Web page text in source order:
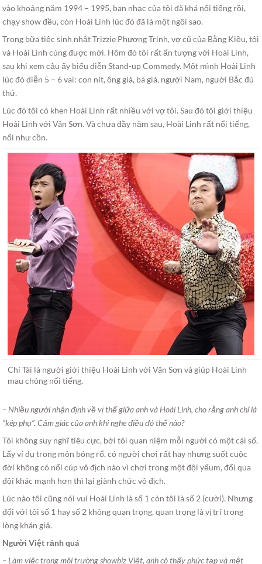
vào khoảng năm 1994 – 1995, ban nhạc của tôi đã khá nổi tiếng rồi,
chạy show đều, còn Hoài Linh lúc đó đã là một ngôi sao.
Trong bữa tiệc sinh nhật Trizzie Phương Trinh, vợ cũ của Bằng Kiều, tôi
và Hoài Linh cùng được mời. Hôm đó tôi rất ấn tượng với Hoài Linh,
sau khi xem cậu ấy biểu diễn Stand-up Commedy. Một mình Hoài Linh
lúc đó diễn 5 – 6 vai: con nít, ông già, bà già, người Nam, người Bắc đủ
thứ.
Lúc đó tôi có khen Hoài Linh rất nhiều với vợ tôi. Sau đó tôi giới thiệu
Hoài Linh với Vân Sơn. Và chưa đầy năm sau, Hoài Linh rất nổi tiếng,
nổi như cồn.
Chí Tài là người giới thiệu Hoài Linh với Vân Sơn và giúp Hoài Linh
mau chóng nổi tiếng.
– Nhiều người nhận định về vị thế giữa anh và Hoài Linh, cho rằng anh chỉ là
“kép phụ”. Cảm giác của anh khi nghe điều đó thế nào?
Tôi không suy nghĩ tiêu cực, bởi tôi quan niệm mỗi người có một cái số.
Lấy ví dụ trong môn bóng rổ, có người chơi rất hay nhưng suốt cuộc
đời không có nổi cúp vô địch nào vì chơi trong một đội yếum, đổi qua
đội khác mạnh hơn thì lại giành chức vô địch.
Lúc nào tôi cũng nói vui Hoài Linh là số 1 còn tôi là số 2 (cười). Nhưng
đối với tôi số 1 hay số 2 không quan trọng, quan trọng là vị trí trong
lòng khán giả.
Người Việt rảnh quá
– Làm việc trong môi trường showbiz Việt, anh có thấy phức tạp và mệt